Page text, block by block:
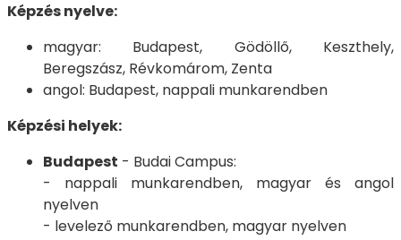
Képzés nyelve:
magyar: Budapest, Gödöllő, Keszthely,
Beregszász, Révkomárom, Zenta
angol: Budapest, nappali munkarendben
Képzési helyek:
Budapest - Budai Campus:
- nappali munkarendben, magyar és angol
nyelven
- levelező munkarendben, magyar nyelven